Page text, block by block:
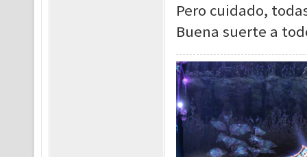
Pero cuidado,
Buena suerte a